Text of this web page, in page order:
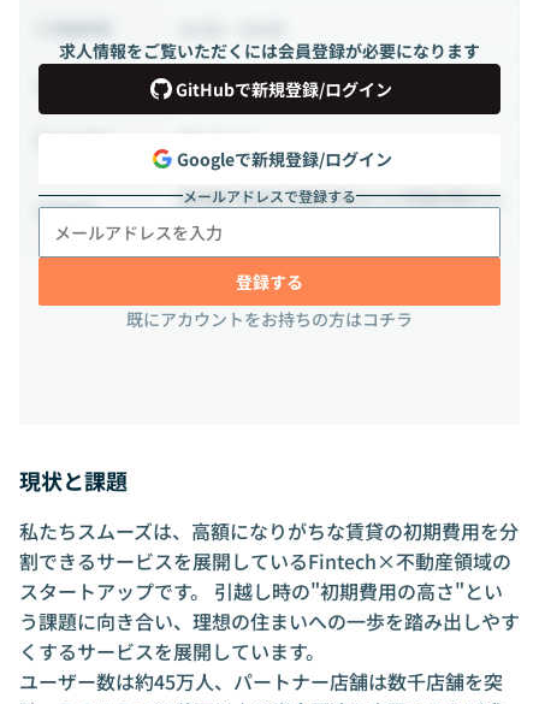
求人情報をご覧いただくには会員登録が必要になります
GitHubで新規登録/ログイン
Googleで新規登録/ログイン
メールアドレスで登録する
登録する
既にアカウントをお持ちの方はコチラ
正社員
勤務地
東京都 渋谷区 宇田川町14-13 宇田川町ビル
ディング5階
現状と課題
私たちスムーズは、高額になりがちな賃貸の初期費用を分
割できるサービスを展開しているFintech×不動産領域の
スタートアップです。 引越し時の"初期費用の高さ"とい
う課題に向き合い、理想の住まいへの一歩を踏み出しやす
くするサービスを展開しています。
ユーザー数は約45万人、パートナー店舗は数千店舗を突